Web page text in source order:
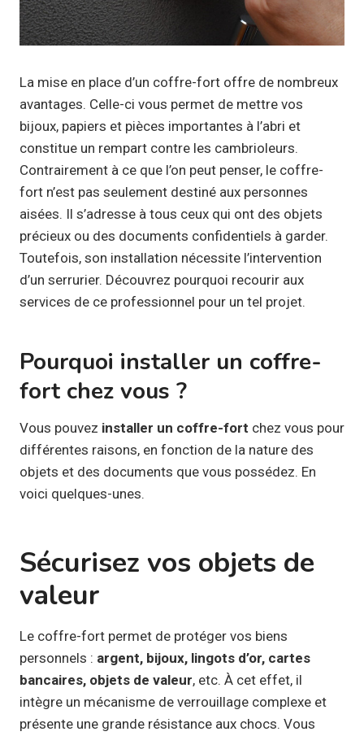
La mise en place d’un coffre-fort offre de nombreux
avantages. Celle-ci vous permet de mettre vos
bijoux, papiers et pièces importantes à l’abri et
constitue un rempart contre les cambrioleurs.
Contrairement à ce que l’on peut penser, le coffre-
fort n’est pas seulement destiné aux personnes
aisées. Il s’adresse à tous ceux qui ont des objets
précieux ou des documents confidentiels à garder.
Toutefois, son installation nécessite l’intervention
d’un serrurier. Découvrez pourquoi recourir aux
services de ce professionnel pour un tel projet.
Pourquoi installer un coffre-
fort chez vous ?
Vous pouvez installer un coffre-fort chez vous pour
différentes raisons, en fonction de la nature des
objets et des documents que vous possédez. En
voici quelques-unes.
Sécurisez vos objets de
valeur
Le coffre-fort permet de protéger vos biens
personnels : argent, bijoux, lingots d’or, cartes
bancaires, objets de valeur, etc. À cet effet, il
intègre un mécanisme de verrouillage complexe et
présente une grande résistance aux chocs. Vous